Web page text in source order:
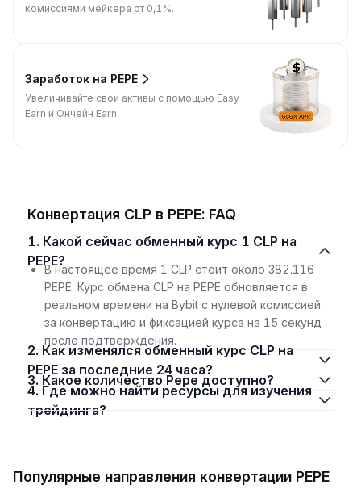
комиссиями мейкера от 0,1%.
Заработок на PEPE
Увеличивайте свои активы с помощью Easy
Earn и Ончейн Earn.
Конвертация CLP в PEPE: FAQ
1. Какой сейчас обменный курс 1 CLP на
PEPE?
В настоящее время 1 CLP стоит около 382.116
PEPE. Курс обмена CLP на PEPE обновляется в
реальном времени на Bybit с нулевой комиссией
за конвертацию и фиксацией курса на 15 секунд
после подтверждения.
2. Как изменялся обменный курс CLP на
PEPE за последние 24 часа?
3. Какое количество Pepe доступно?
4. Где можно найти ресурсы для изучения
трейдинга?
Популярные направления конвертации PEPE